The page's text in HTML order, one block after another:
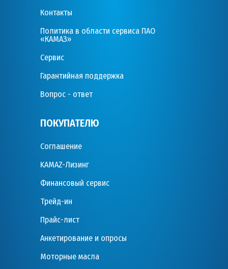
Контакты
Политика в области сервиса ПАО
«КАМАЗ»
Сервис
Гарантийная поддержка
Вопрос - ответ
ПОКУПАТЕЛЮ
Соглашение
KAMAZ-Лизинг
Финансовый сервис
Трейд-ин
Прайс-лист
Анкетирование и опросы
Моторные масла